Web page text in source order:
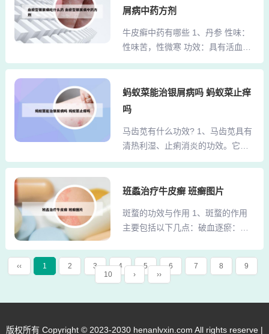
道感染所引起的喉咙疼，主要的用
用，目前的不良反应不明，注意事
项是在用药期间禁烟、酒，禁食辛
辣...
每日一次，连用2至3次。间隔2天后
叶10克煎水。滤取药液待温后浸洗
患部，每日一剂，药液分两次使
用。2、何首乌：功效：补肝益肾、
肝肾，养血祛风，有助于改善血燥
型牛皮癣引起的皮肤干燥和瘙痒。
络。作用：鸡血藤能够补血活血，
舒筋通络，有...
屑病中药方剂
牛皮癣中药有哪些 1、丹参 性味：
性味苦，性微寒 功效：具有活血祛
瘀、通经止痛、清心除烦、凉血消
畅，丹参能有效改善皮肤微循环，
增加皮肤的血流量，从而加速皮损
清热凉血类中药：紫草、白花蛇舌
草、紫花地丁、紫贝天葵、蒲公英
等，这些中药有助于清热凉血，缓
药：黄精、当归、甘草等，这些中
痒，改善皮肤干燥的症状。3、牛皮
癣的中药治疗主要分为血热、血燥
以及血瘀三种证型，...
蚂蚁菜能治银屑病吗 蚂蚁菜止痒
吗
马齿苋有什么功效? 1、马齿苋具有
清热利湿、止痢消炎的功效。它对
痢疾杆菌、大肠杆菌等多种细菌有
素”。因此，马齿苋泡水可以帮助身
降血压 马齿苋中含有丰富的钾盐，
高钾饮食有助于降低血压。2、马齿
药性酸、寒，归属于肝经和大肠
经。它拥有清热解毒、凉血止血和
苋因其寒凉的性质，可以清热解
班蟊治疗牛皮癣 班癣图片
斑蝥的功效与作用 1、斑蝥的作用
主要包括以下几点：破血逐瘀：斑
散结的功效，可用于治疗血瘀导致
的闭经等症状。常配伍桃仁、大黄
等药物以增强疗效。攻毒蚀疮：斑
外敷或与蒜捣烂外敷的方式，达到
‹‹ 1 2 3 4 5 6 7 8
9
10
› ››
版权所有 Copyright © 2023-2030 henanlvxin.com All rights reserve |